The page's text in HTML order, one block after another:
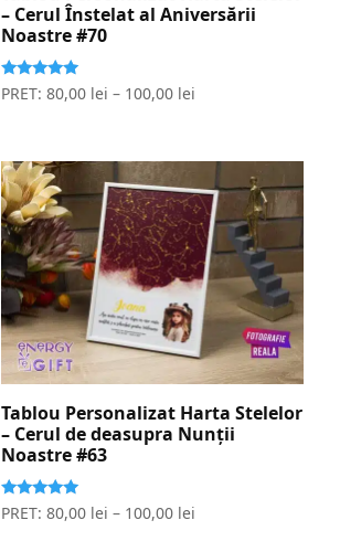
– Cerul Înstelat al Aniversării
Noastre #70
Evaluat la
5.00
PRET: 80,00 lei – 100,00 lei
Tablou Personalizat Harta Stelelor
– Cerul de deasupra Nunții
Noastre #63
Evaluat la
5.00
PRET: 80,00 lei – 100,00 lei